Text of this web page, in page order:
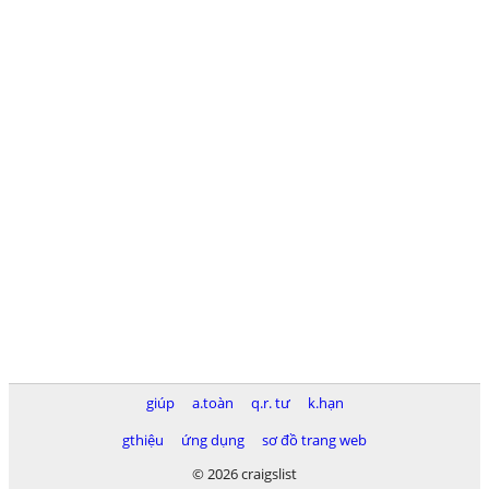
giúp a.toàn q.r. tư
k.hạn
gthiệu
ứng dụng
sơ đồ trang web
© 2026 craigslist